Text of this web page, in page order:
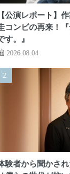
【公演レポート】
コンビの再来！
す。』
2026.08.04
験者から聞かさ